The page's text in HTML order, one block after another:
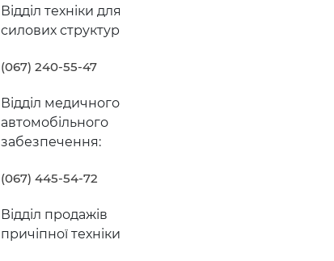
Відділ техніки для
силових структур
(067) 240-55-47
Відділ медичного
автомобільного
забезпечення:
(067) 445-54-72
Відділ продажів
причіпної техніки